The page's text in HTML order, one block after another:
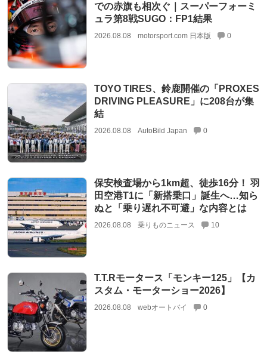
での赤旗も相次ぐ｜スーパーフォーミ
ュラ第8戦SUGO：FP1結果
2026.08.08 motorsport.com 日本版 0
TOYO TIRES、鈴鹿開催の「PROXES
DRIVING PLEASURE」に208台が集
結
2026.08.08 AutoBild Japan 0
保安検査場から1km超、徒歩16分！ 羽
田空港T1に「新搭乗口」誕生へ…知ら
ぬと「乗り遅れ不可避」な内容とは
2026.08.08 乗りものニュース 10
T.T.Rモータース「モンキー125」【カ
スタム・モーターショー2026】
2026.08.08 webオートバイ 0